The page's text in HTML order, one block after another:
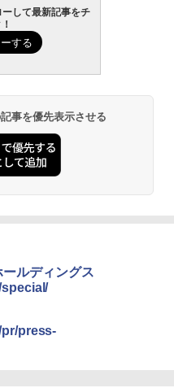
して最新記事をチ
事を優先表示させる
ルディングス
press-